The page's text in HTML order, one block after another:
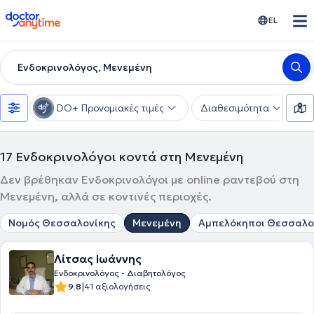
doctoranytime EL
Ενδοκρινολόγος, Μενεμένη
DO+ Προνομιακές τιμές Διαθεσιμότητα
17 Ενδοκρινολόγοι κοντά στη Μενεμένη
Δεν βρέθηκαν Ενδοκρινολόγοι με online ραντεβού στη
Μενεμένη, αλλά σε κοντινές περιοχές.
Νομός Θεσσαλονίκης Μενεμένη Αμπελόκηποι
Λίτσας Ιωάννης
Ενδοκρινολόγος - Διαβητολόγος
9.8|41 αξιολογήσεις